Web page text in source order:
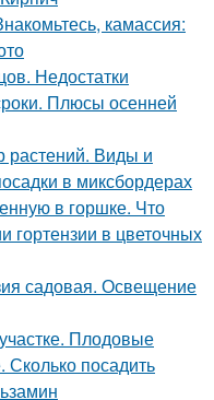
камассия:
Недостатки
Плюсы осенней
растений. Виды и
в миксбордерах
в горшке. Что
в цветочных
садовая. Освещение
Плодовые
Сколько посадить